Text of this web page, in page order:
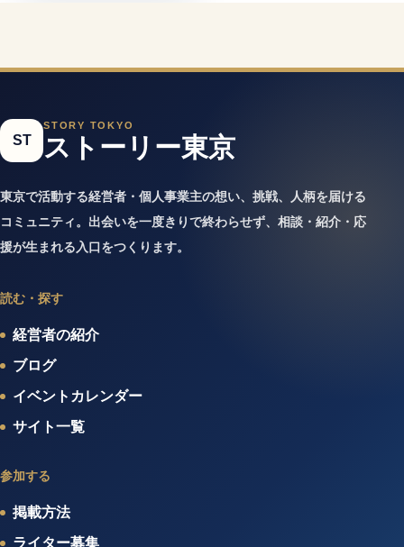
ST
STORY TOKYO
ストーリー東京
東京で活動する経営者・個人事業主の想い、挑戦、人柄を届ける
コミュニティ。出会いを一度きりで終わらせず、相談・紹介・応
援が生まれる入口をつくります。
読む・探す
経営者の紹介
ブログ
イベントカレンダー
サイト一覧
参加する
掲載方法
ライター募集